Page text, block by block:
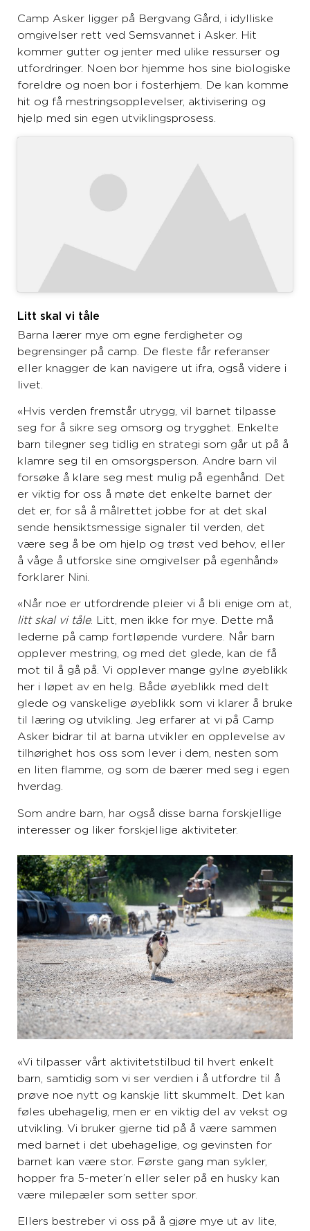
Camp Asker ligger på Bergvang Gård, i idylliske
omgivelser rett ved Semsvannet i Asker. Hit
kommer gutter og jenter med ulike ressurser og
utfordringer. Noen bor hjemme hos sine biologiske
foreldre og noen bor i fosterhjem. De kan komme
hit og få mestringsopplevelser, aktivisering og
hjelp med sin egen utviklingsprosess.
Litt skal vi tåle
Barna lærer mye om egne ferdigheter og
begrensinger på camp. De fleste får referanser
eller knagger de kan navigere ut ifra, også videre i
livet.
«Hvis verden fremstår utrygg, vil barnet tilpasse
seg for å sikre seg omsorg og trygghet. Enkelte
barn tilegner seg tidlig en strategi som går ut på å
klamre seg til en omsorgsperson. Andre barn vil
forsøke å klare seg mest mulig på egenhånd. Det
er viktig for oss å møte det enkelte barnet der
det er, for så å målrettet jobbe for at det skal
sende hensiktsmessige signaler til verden, det
være seg å be om hjelp og trøst ved behov, eller
å våge å utforske sine omgivelser på egenhånd»
forklarer Nini.
«Når noe er utfordrende pleier vi å bli enige om at,
litt skal vi tåle. Litt, men ikke for mye. Dette må
lederne på camp fortløpende vurdere. Når barn
opplever mestring, og med det glede, kan de få
mot til å gå på. Vi opplever mange gylne øyeblikk
her i løpet av en helg. Både øyeblikk med delt
glede og vanskelige øyeblikk som vi klarer å bruke
til læring og utvikling. Jeg erfarer at vi på Camp
Asker bidrar til at barna utvikler en opplevelse av
tilhørighet hos oss som lever i dem, nesten som
en liten flamme, og som de bærer med seg i egen
hverdag.
Som andre barn, har også disse barna forskjellige
interesser og liker forskjellige aktiviteter.
«Vi tilpasser vårt aktivitetstilbud til hvert enkelt
barn, samtidig som vi ser verdien i å utfordre til å
prøve noe nytt og kanskje litt skummelt. Det kan
føles ubehagelig, men er en viktig del av vekst og
utvikling. Vi bruker gjerne tid på å være sammen
med barnet i det ubehagelige, og gevinsten for
barnet kan være stor. Første gang man sykler,
hopper fra 5-meter’n eller seler på en husky kan
være milepæler som setter spor.
Ellers bestreber vi oss på å gjøre mye ut av lite,